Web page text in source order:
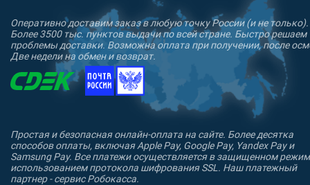
Оперативно доставим заказ в любую точку России (и не только).
Более 3500 тыс. пунктов выдачи по всей стране. Быстро решаем
проблемы доставки. Возможна оплата при получении, после
Две недели на обмен и возврат.
Простая и безопасная онлайн-оплата на сайте. Более десятка
способов оплаты, включая Apple Pay, Google Pay, Yandex Pay и
Samsung Pay. Все платежи осуществляется в защищенном
использованием протокола шифрования SSL. Наш платежный
партнер - сервис Робокасса.